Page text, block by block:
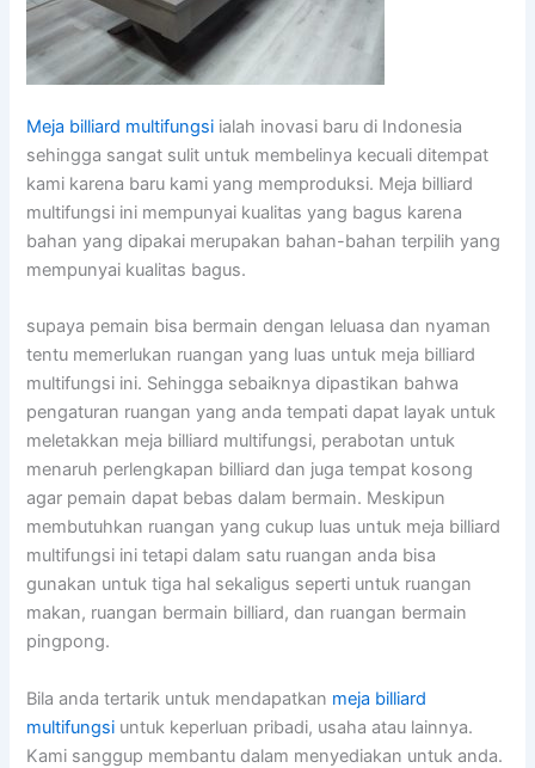
Meja billiard multifungsi ialah inovasi baru di Indonesia
sehingga sangat sulit untuk membelinya kecuali ditempat
kami karena baru kami yang memproduksi. Meja billiard
multifungsi ini mempunyai kualitas yang bagus karena
bahan yang dipakai merupakan bahan-bahan terpilih yang
mempunyai kualitas bagus.
supaya pemain bisa bermain dengan leluasa dan nyaman
tentu memerlukan ruangan yang luas untuk meja billiard
multifungsi ini. Sehingga sebaiknya dipastikan bahwa
pengaturan ruangan yang anda tempati dapat layak untuk
meletakkan meja billiard multifungsi, perabotan untuk
menaruh perlengkapan billiard dan juga tempat kosong
agar pemain dapat bebas dalam bermain. Meskipun
membutuhkan ruangan yang cukup luas untuk meja billiard
multifungsi ini tetapi dalam satu ruangan anda bisa
gunakan untuk tiga hal sekaligus seperti untuk ruangan
makan, ruangan bermain billiard, dan ruangan bermain
pingpong.
Bila anda tertarik untuk mendapatkan meja billiard
multifungsi untuk keperluan pribadi, usaha atau lainnya.
Kami sanggup membantu dalam menyediakan untuk anda.